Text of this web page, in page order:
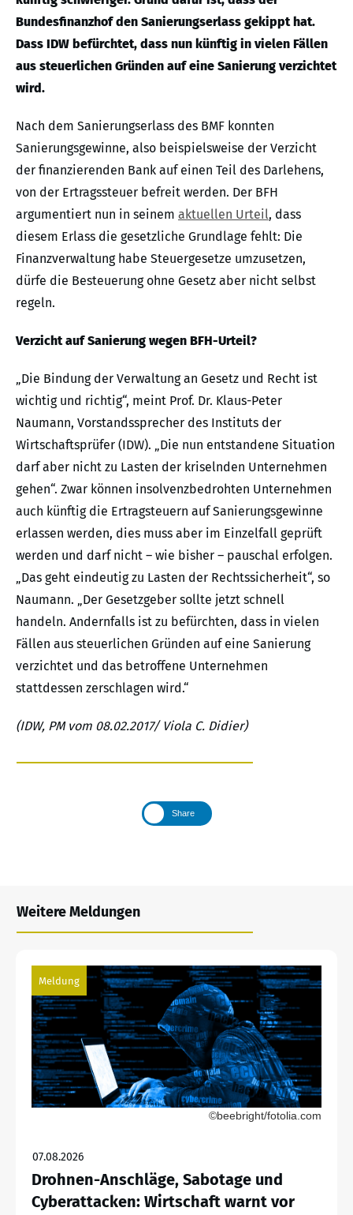
Bundesfinanzhof den Sanierungserlass gekippt hat.
Dass IDW befürchtet, dass nun künftig in vielen Fällen
aus steuerlichen Gründen auf eine Sanierung verzichtet
wird.
Nach dem Sanierungserlass des BMF konnten
Sanierungsgewinne, also beispielsweise der Verzicht
der finanzierenden Bank auf einen Teil des Darlehens,
von der Ertragssteuer befreit werden. Der BFH
argumentiert nun in seinem aktuellen Urteil, dass
diesem Erlass die gesetzliche Grundlage fehlt: Die
Finanzverwaltung habe Steuergesetze umzusetzen,
dürfe die Besteuerung ohne Gesetz aber nicht selbst
regeln.
Verzicht auf Sanierung wegen BFH-Urteil?
„Die Bindung der Verwaltung an Gesetz und Recht ist
wichtig und richtig“, meint Prof. Dr. Klaus-Peter
Naumann, Vorstandssprecher des Instituts der
Wirtschaftsprüfer (IDW). „Die nun entstandene Situation
darf aber nicht zu Lasten der kriselnden Unternehmen
gehen“. Zwar können insolvenzbedrohten Unternehmen
auch künftig die Ertragsteuern auf Sanierungsgewinne
erlassen werden, dies muss aber im Einzelfall geprüft
werden und darf nicht – wie bisher – pauschal erfolgen.
„Das geht eindeutig zu Lasten der Rechtssicherheit“, so
Naumann. „Der Gesetzgeber sollte jetzt schnell
handeln. Andernfalls ist zu befürchten, dass in vielen
Fällen aus steuerlichen Gründen auf eine Sanierung
verzichtet und das betroffene Unternehmen
stattdessen zerschlagen wird.“
(IDW, PM vom 08.02.2017/ Viola C. Didier)
Share
Weitere Meldungen
Meldung
©beebright/fotolia.com
07.08.2026
Drohnen-Anschläge, Sabotage und
Cyberattacken: Wirtschaft warnt vor